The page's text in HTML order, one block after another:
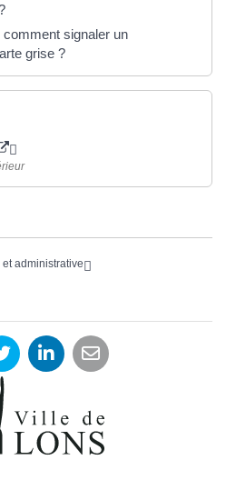
signaler un
grise ?
administrative
sur Facebook
Partager sur Twitter
Partager sur LinkedIn
Partager par